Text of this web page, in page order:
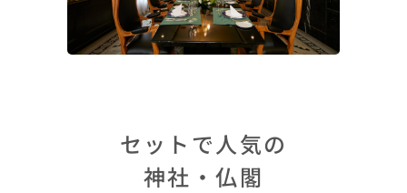
セットで人気の
神社・仏閣